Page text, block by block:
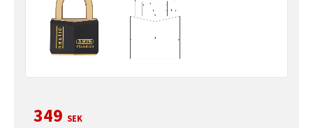
Nedsatt pris:
349 SEK